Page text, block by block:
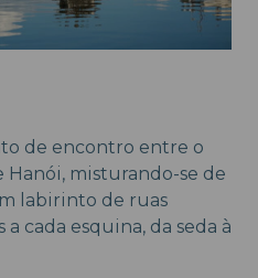
de encontro entre o
Hanói, misturando-se de
labirinto de ruas
cada esquina, da seda à